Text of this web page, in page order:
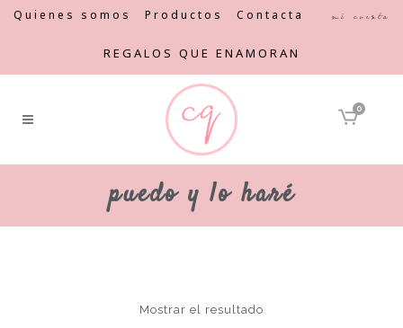
Quienes somos Productos Contacta Mi cuenta
REGALOS QUE ENAMORAN
0
puedo y lo haré
Mostrar el resultado